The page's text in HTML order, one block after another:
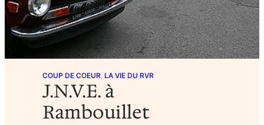
COUP DE COEUR, LA VIE DU RVR
J.N.V.E. à
Rambouillet